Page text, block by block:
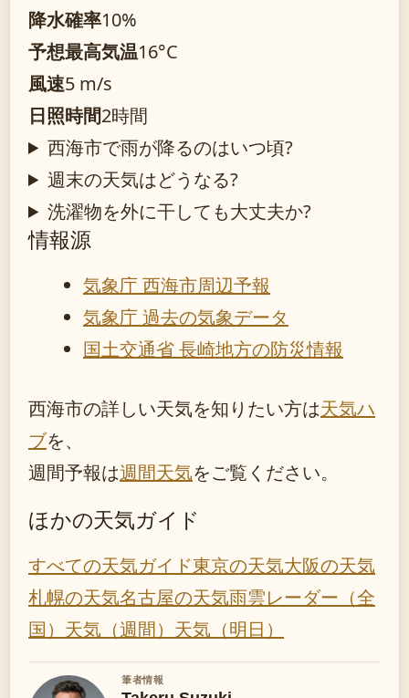
降水確率10%
予想最高気温16°C
風速5 m/s
日照時間2時間
西海市で雨が降るのはいつ頃?
週末の天気はどうなる?
洗濯物を外に干しても大丈夫か?
情報源
気象庁 西海市周辺予報
気象庁 過去の気象データ
国土交通省 長崎地方の防災情報
西海市の詳しい天気を知りたい方は天気ハ
ブを、
週間予報は週間天気をご覧ください。
ほかの天気ガイド
すべての天気ガイド東京の天気大阪の天気
札幌の天気名古屋の天気雨雲レーダー（全
国） 天気（週間） 天気（明日）
筆者情報